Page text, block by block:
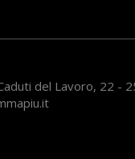
del Lavoro, 22 -